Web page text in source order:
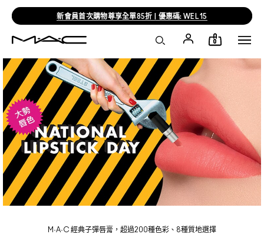
新會員首次購物尊享全單85折 | 優惠碼: WEL15
0
M·A·C 經典子彈唇膏，超過200種色彩、8種質地選擇